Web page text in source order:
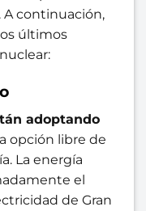
A continuación,
últimos
adoptando
opción libre de
La energía
el
de Gran